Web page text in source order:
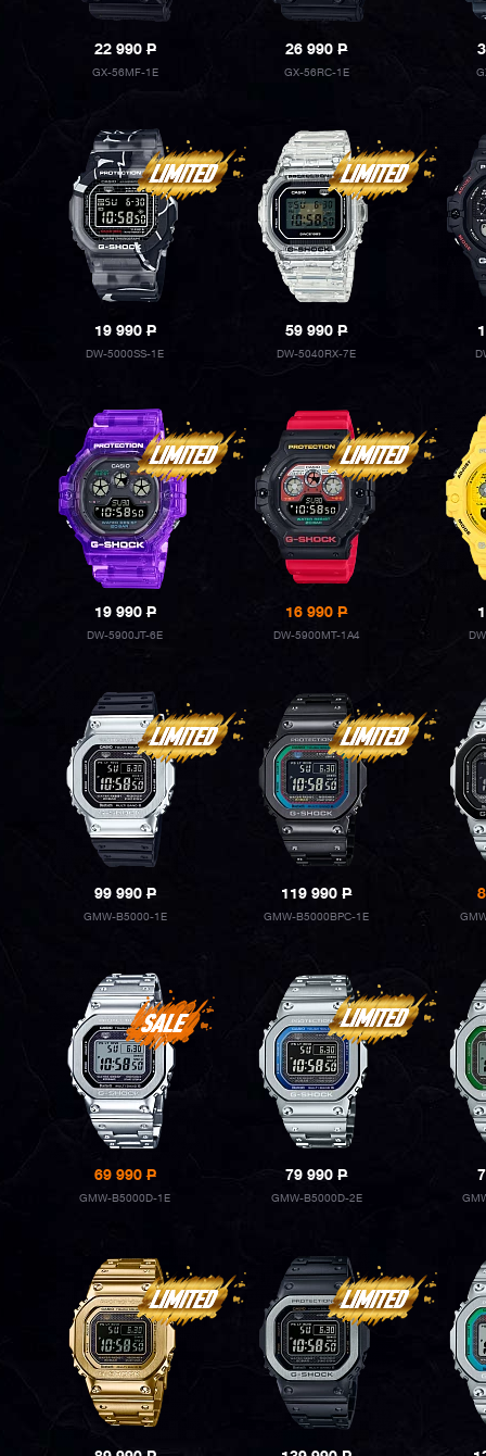
22 990P
GX-56MF-1E
26 990P
GX-56RC-1E
19 990P
DW-5000SS-1E
59 990P
DW-5040RX-7E
19 990P
DW-5900JT-6E
16 990P
DW-5900MT-1A4
99 990P
GMW-B5000-1E
119 990P
GMW-B5000BPC-1E
69 990P
GMW-B5000D-1E
79 990P
GMW-B5000D-2E